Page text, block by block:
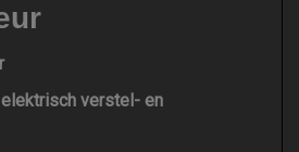
verstel- en